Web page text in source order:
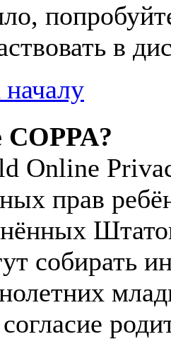
в
COPPA?
Online
прав
собирать